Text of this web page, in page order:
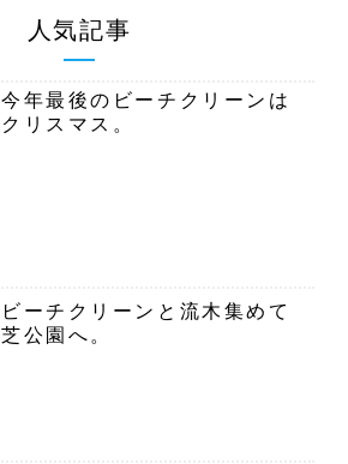
人気記事
今年最後のビーチクリーンは
クリスマス。
ビーチクリーンと流木集めて
芝公園へ。